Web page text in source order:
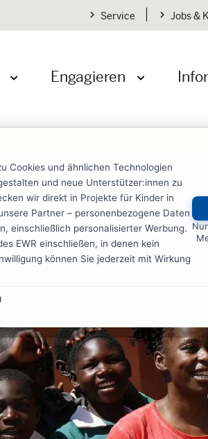
Cookies und ähnlichen Technologien
und neue Unterstützer:innen zu
wir direkt in Projekte für Kinder in
Partner – personenbezogene Daten
einschließlich personalisierter Werbung.
EWR einschließen, in denen kein
können Sie jederzeit mit Wirkung
Service Jobs &
Engagieren
uns Botschafter Shary Reeves
Botschafterin